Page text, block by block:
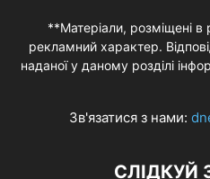
**Матеріали, розміщені в
рекламний характер.
наданої у даному розділі
Зв'язатися з нами:
СЛІДКУЙ